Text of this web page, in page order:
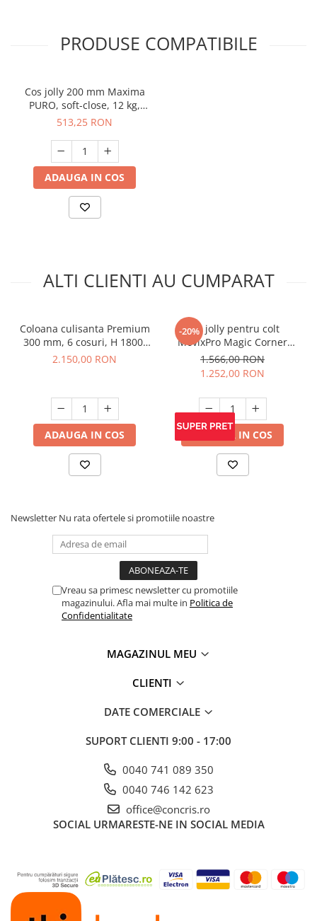
PRODUSE COMPATIBILE
Cos jolly 200 mm Maxima
PURO, soft-close, 12 kg,
lemn + metal, stanga, negru
513,25 RON
ADAUGA IN COS
ALTI CLIENTI AU CUMPARAT
Coloana culisanta Premium
300 mm, 6 cosuri, H 1800-
2200 mm, antracit
2.150,00 RON
ADAUGA IN COS
-20%
Cos jolly pentru colt
MovixPro Magic Corner
WMC450, antracit
1.566,00 RON
1.252,00 RON
ADAUGA IN COS
Newsletter Nu rata ofertele si promotiile noastre
Vreau sa primesc newsletter cu promotiile
magazinului. Afla mai multe in Politica de
Confidentialitate
MAGAZINUL MEU
CLIENTI
DATE COMERCIALE
SUPORT CLIENTI 9:00 - 17:00
0040 741 089 350
0040 746 142 623
office@concris.ro
SOCIAL URMARESTE-NE IN SOCIAL MEDIA